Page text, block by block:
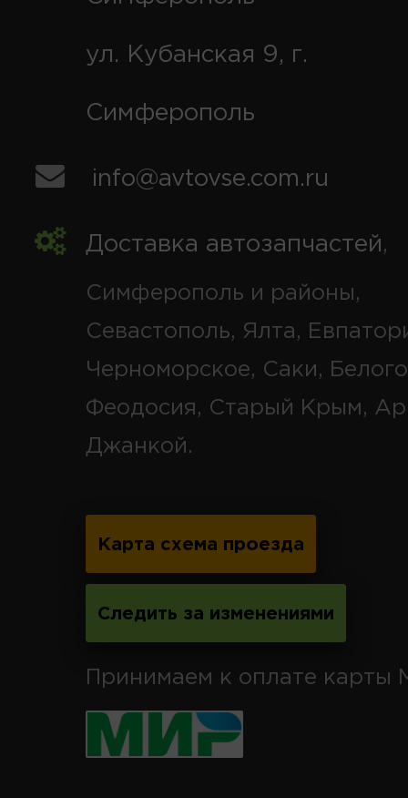
ул. Кубанская 9, г.
Симферополь
info@avtovse.com.ru
Доставка автозапчастей,
Симферополь и районы,
Севастополь, Ялта,
Черноморское, Саки,
Феодосия, Старый Крым,
Джанкой.
Карта схема проезда
Следить за изменениями
Принимаем к оплате карты